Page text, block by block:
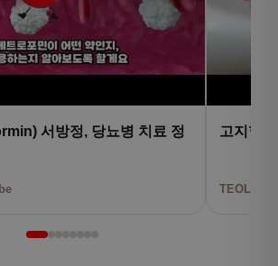
서방정, 당뇨병 치료 정
고지혈